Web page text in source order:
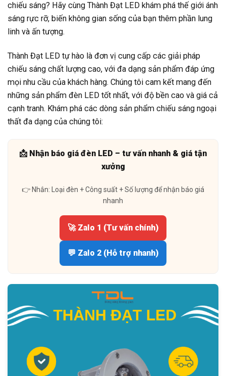
chiếu sáng? Hãy cùng Thành Đạt LED khám phá thế giới ánh
sáng rực rỡ, biến không gian sống của bạn thêm phần lung
linh và ấn tượng.
Thành Đạt LED tự hào là đơn vị cung cấp các giải pháp
chiếu sáng chất lượng cao, với đa dạng sản phẩm đáp ứng
mọi nhu cầu của khách hàng. Chúng tôi cam kết mang đến
những sản phẩm đèn LED tốt nhất, với độ bền cao và giá cả
cạnh tranh. Khám phá các dòng sản phẩm chiếu sáng ngoại
thất đa dạng của chúng tôi:
📩 Nhận báo giá đèn LED – tư vấn nhanh & giá tận
xưởng
👉 Nhắn: Loại đèn + Công suất + Số lượng để nhận báo giá
nhanh
🚀 Zalo 1 (Tư vấn chính)
💬 Zalo 2 (Hỗ trợ nhanh)